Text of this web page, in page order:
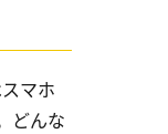
マホ
どんな